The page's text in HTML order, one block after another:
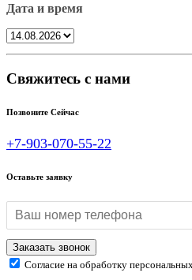
Дата и время
Свяжитесь с нами
Позвоните Сейчас
+7-903-070-55-22
Оставьте заявку
Согласие на обработку